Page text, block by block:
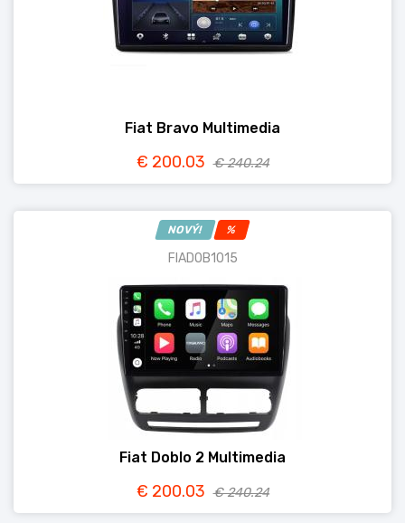
Fiat Bravo Multimedia
€ 200.03 € 240.24
NOVÝ! %
FIADOB1015
Fiat Doblo 2 Multimedia
€ 200.03 € 240.24